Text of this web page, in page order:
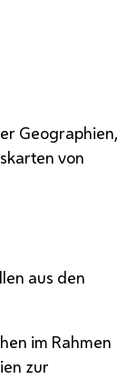
Geographien,
von
aus den
im Rahmen
zur